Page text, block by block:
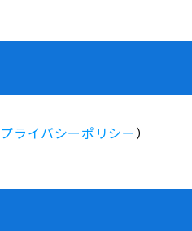
プライバシーポリシー）